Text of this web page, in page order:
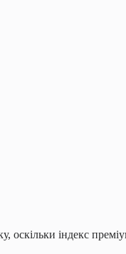
оскільки індекс